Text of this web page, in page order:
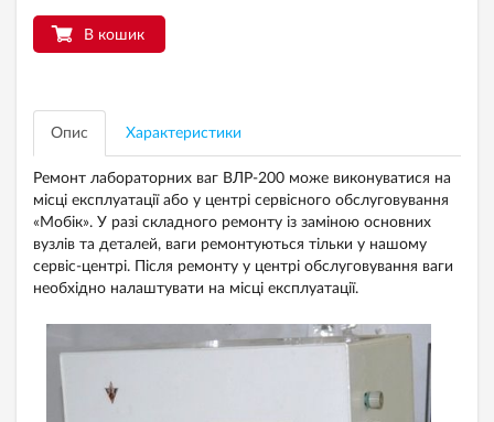
В кошик
Опис Характеристики
Ремонт лабораторних ваг ВЛР-200 може виконуватися на
місці експлуатації або у центрі сервісного обслуговування
«Мобік». У разі складного ремонту із заміною основних
вузлів та деталей, ваги ремонтуються тільки у нашому
сервіс-центрі. Після ремонту у центрі обслуговування ваги
необхідно налаштувати на місці експлуатації.